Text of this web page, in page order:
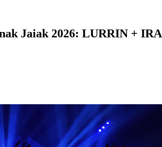
Jaiak 2026: LURRIN +